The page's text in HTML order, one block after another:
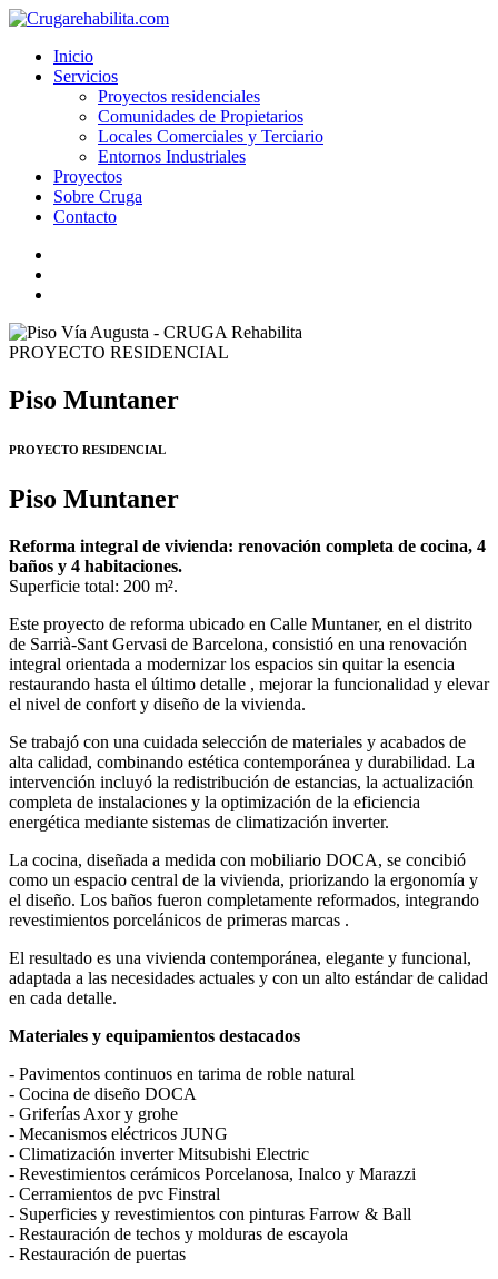
Inicio
Servicios
Proyectos residenciales
Comunidades de Propietarios
Locales Comerciales y Terciario
Entornos Industriales
Proyectos
Sobre Cruga
Contacto
PROYECTO RESIDENCIAL
Piso Muntaner
PROYECTO RESIDENCIAL
Piso Muntaner
Reforma integral de vivienda: renovación completa de cocina, 4
baños y 4 habitaciones.
Superficie total: 200 m².
Este proyecto de reforma ubicado en Calle Muntaner, en el distrito
de Sarrià-Sant Gervasi de Barcelona, consistió en una renovación
integral orientada a modernizar los espacios sin quitar la esencia
restaurando hasta el último detalle , mejorar la funcionalidad y elevar
el nivel de confort y diseño de la vivienda.
Se trabajó con una cuidada selección de materiales y acabados de
alta calidad, combinando estética contemporánea y durabilidad. La
intervención incluyó la redistribución de estancias, la actualización
completa de instalaciones y la optimización de la eficiencia
energética mediante sistemas de climatización inverter.
La cocina, diseñada a medida con mobiliario DOCA, se concibió
como un espacio central de la vivienda, priorizando la ergonomía y
el diseño. Los baños fueron completamente reformados, integrando
revestimientos porcelánicos de primeras marcas .
El resultado es una vivienda contemporánea, elegante y funcional,
adaptada a las necesidades actuales y con un alto estándar de calidad
en cada detalle.
Materiales y equipamientos destacados
- Pavimentos continuos en tarima de roble natural
- Cocina de diseño DOCA
- Griferías Axor y grohe
- Mecanismos eléctricos JUNG
- Climatización inverter Mitsubishi Electric
- Revestimientos cerámicos Porcelanosa, Inalco y Marazzi
- Cerramientos de pvc Finstral
- Superficies y revestimientos con pinturas Farrow & Ball
- Restauración de techos y molduras de escayola
- Restauración de puertas